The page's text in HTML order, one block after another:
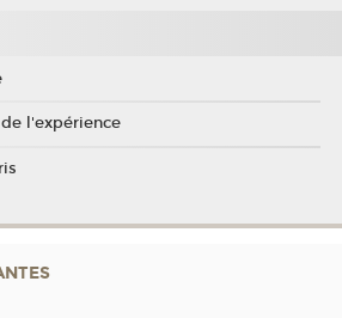
l'expérience